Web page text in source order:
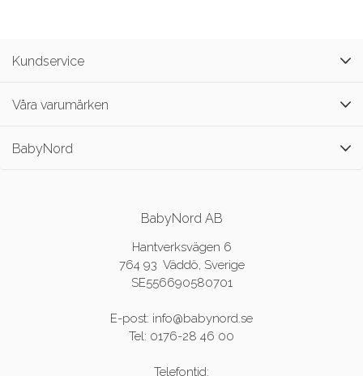
Kundservice
Våra varumärken
BabyNord
BabyNord AB
Hantverksvägen 6
764 93 Väddö, Sverige
SE556690580701
E-post: info@babynord.se
Tel: 0176-28 46 00
Telefontid: